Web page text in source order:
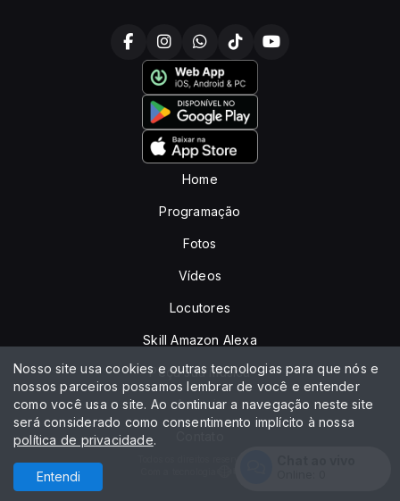
Home
Programação
Fotos
Vídeos
Locutores
Skill Amazon Alexa
Peça sua música
Anuncie
Nosso site usa cookies e outras tecnologias para que nós e
nossos parceiros possamos lembrar de você e entender
como você usa o site. Ao continuar a navegação neste site
será considerado como consentimento implícito à nossa
política de privacidade.
Entendi